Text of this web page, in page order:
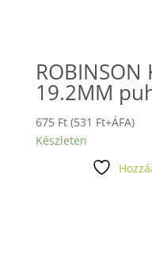
ROBINSON
19.2MM
675 Ft (531 Ft+ÁFA)
Készleten